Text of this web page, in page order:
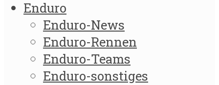
Enduro
Enduro-News
Enduro-Rennen
Enduro-Teams
Enduro-sonstiges